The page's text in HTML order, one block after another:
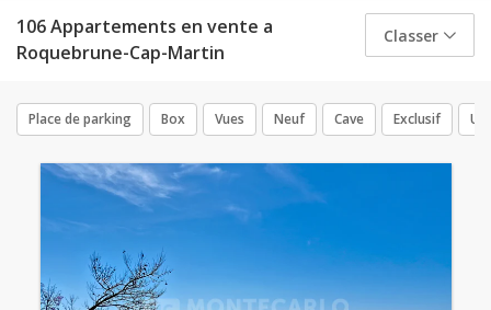
106 Appartements en vente a
Roquebrune-Cap-Martin
Classer
Place de parking Box Vues Neuf Cave Exclusif